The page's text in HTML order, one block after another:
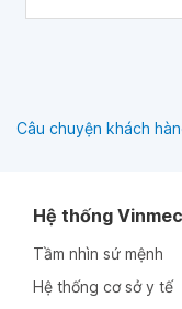
Câu chuyện khách
Hệ thống Vinmec
Tầm nhìn sứ mệnh
Hệ thống cơ sở y tế